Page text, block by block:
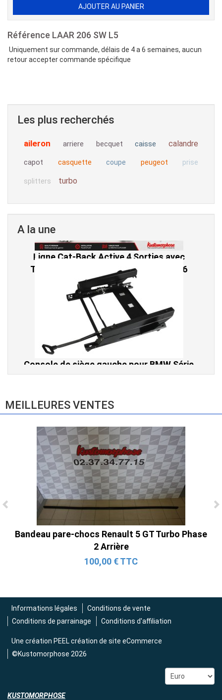
Référence LAAR 206 SW L5
Uniquement sur commande, délais de 4 a 6 semaines, aucun
retour accepter commande spécifique
Les plus recherchés
aileron arriere becquet caisse calandre
capot casquette coupe peugeot prise
splitters turbo
A la une
Ligne Cat-Back Active 4 Sorties avec
Tube en H pour Ford Mustang GT & V6
(2015-2023)
2 690,00 € TTC
Console de siège gauche pour BMW Série
3 E46 (hors Cabriolet et CSL) et BMW X3
E83 (2004-2010)
MEILLEURES VENTES
Bandeau pare-chocs Renault 5 GT Turbo Phase
2 Arrière
100,00 € TTC
Informations légales
Conditions de vente
Conditions de parrainage
Conditions d'affiliation
Une création PEEL création de site eCommerce
©Kustomorphose 2026
KUSTOMORPHOSE